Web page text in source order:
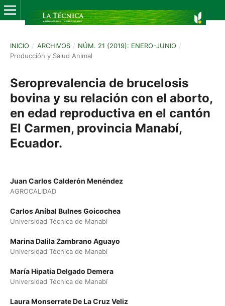
INICIO / ARCHIVOS / NÚM. 21 (2019): ENERO-JUNIO /
Producción y Salud Animal
Seroprevalencia de brucelosis
bovina y su relación con el aborto,
en edad reproductiva en el cantón
El Carmen, provincia Manabí,
Ecuador.
Juan Carlos Calderón Menéndez
AGROCALIDAD
Carlos Aníbal Bulnes Goicochea
Universidad Técnica de Manabí
Marina Dalila Zambrano Aguayo
Universidad Técnica de Manabí
María Hipatia Delgado Demera
Universidad Técnica de Manabí
Laura Monserrate De La Cruz Veliz